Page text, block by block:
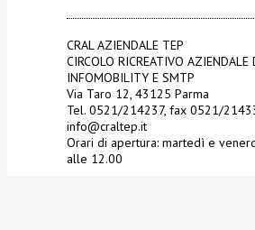
CRAL AZIENDALE TEP
CIRCOLO RICREATIVO AZIENDALE
INFOMOBILITY E SMTP
Via Taro 12, 43125 Parma
Tel. 0521/214237, fax 0521/
info@craltep.it
Orari di apertura: martedì e
alle 12.00